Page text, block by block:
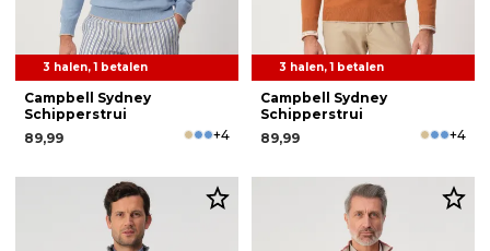
3 halen, 1 betalen
Campbell Sydney
Schipperstrui
89,99
+4
3 halen, 1 betalen
Campbell Sydney
Schipperstrui
89,99
+4